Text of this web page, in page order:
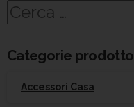
Ricerca
Categorie prodotto
Accessori Casa